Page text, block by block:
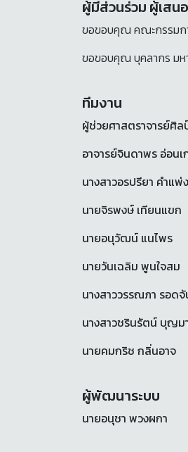
ผู้มีส่วนร่วม ผู้เสน
ขอขอบคุณ คณะกรรมก
ขอขอบคุณ บุคลากร มห
ทีมงาน
ผู้ช่วยศาสตราจารย์
อาจารย์จินดาพร อ่อนเ
นางสาวอรปรียา คำแพ่ง
นายจิรพงษ์ เทียนแขก
นายอนุวัฒน์ แนไพร
นายวันเฉลิม พูนใจสม
นางสาววรรณภา รอด
นางสาวชรินรัตน์ บุญม
นายคมกริช กลิ่นอาจ
ผู้พัฒนาระบบ
นายอนุชา พวงผกา